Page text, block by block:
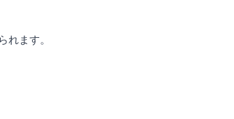
れます。